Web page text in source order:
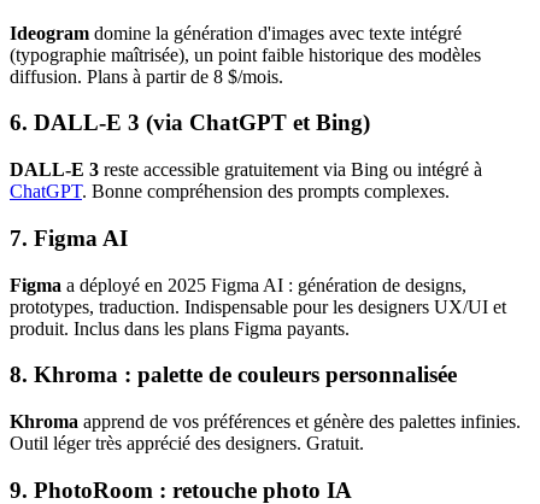
Ideogram domine la génération d'images avec texte intégré
(typographie maîtrisée), un point faible historique des modèles
diffusion. Plans à partir de 8 $/mois.
6. DALL-E 3 (via ChatGPT et Bing)
DALL-E 3 reste accessible gratuitement via Bing ou intégré à
ChatGPT. Bonne compréhension des prompts complexes.
7. Figma AI
Figma a déployé en 2025 Figma AI : génération de designs,
prototypes, traduction. Indispensable pour les designers UX/UI et
produit. Inclus dans les plans Figma payants.
8. Khroma : palette de couleurs personnalisée
Khroma apprend de vos préférences et génère des palettes infinies.
Outil léger très apprécié des designers. Gratuit.
9. PhotoRoom : retouche photo IA